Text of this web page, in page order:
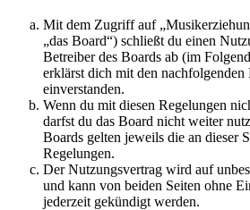
Mit dem Zugriff auf
„das Board“) schließt du einen
Betreiber des Boards ab (im
erklärst dich mit den nachfolgenden
einverstanden.
Wenn du mit diesen Regelungen
darfst du das Board nicht weiter
Boards gelten jeweils die an dieser
Regelungen.
Der Nutzungsvertrag wird auf
und kann von beiden Seiten ohne
jederzeit gekündigt werden.